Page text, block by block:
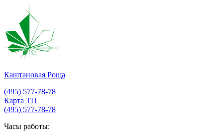
Каштановая Роща
(495) 577-78-78
Карта ТЦ
(495) 577-78-78
Часы работы: